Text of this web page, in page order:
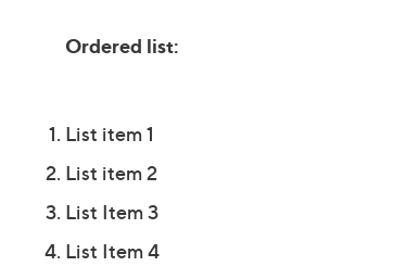
Ordered list:
List item 1
List item 2
List Item 3
List Item 4